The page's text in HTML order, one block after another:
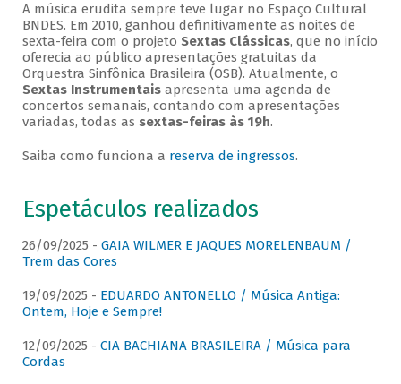
A música erudita sempre teve lugar no Espaço Cultural
BNDES. Em 2010, ganhou definitivamente as noites de
sexta-feira com o projeto Sextas Clássicas, que no início
oferecia ao público apresentações gratuitas da
Orquestra Sinfônica Brasileira (OSB). Atualmente, o
Sextas Instrumentaisapresenta uma agenda de
concertos semanais, contando com apresentações
variadas, todas as sextas-feiras às 19h.
Saiba como funciona a reserva de ingressos.
Espetáculos realizados
26/09/2025 - GAIA WILMER E JAQUES MORELENBAUM /
Trem das Cores
19/09/2025 - EDUARDO ANTONELLO / Música Antiga:
Ontem, Hoje e Sempre!
12/09/2025 - CIA BACHIANA BRASILEIRA / Música para
Cordas